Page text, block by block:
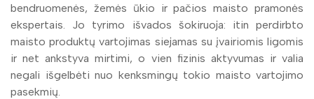
bendruomenės, žemės ūkio ir pačios maisto pramonės
ekspertais. Jo tyrimo išvados šokiruoja: itin perdirbto
maisto produktų vartojimas siejamas su įvairiomis ligomis
ir net ankstyva mirtimi, o vien fizinis aktyvumas ir valia
negali išgelbėti nuo kenksmingų tokio maisto vartojimo
pasekmių.